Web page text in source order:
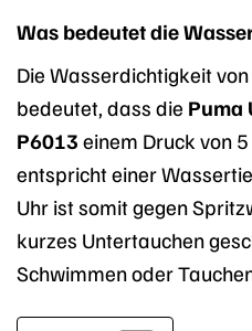
Was bedeutet die
Die Wasserdichtigkeit
bedeutet, dass die Puma
P6013 einem Druck von
entspricht einer
Uhr ist somit gegen
kurzes Untertauchen
Schwimmen oder